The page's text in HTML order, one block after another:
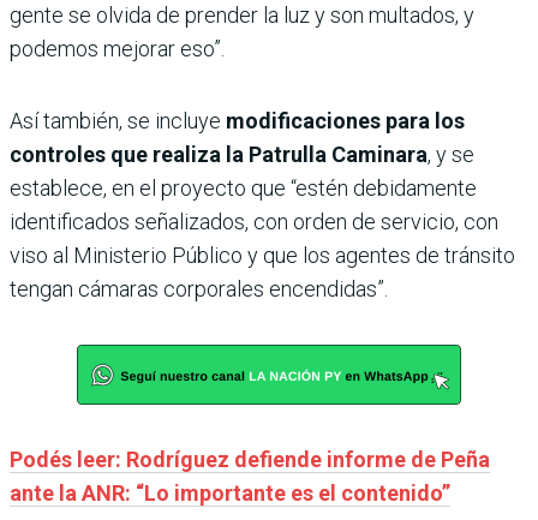
gente se olvida de prender la luz y son multados, y
podemos mejorar eso”.
Así también, se incluye modificaciones para los
controles que realiza la Patrulla Caminara, y se
establece, en el proyecto que “estén debidamente
identificados señalizados, con orden de servicio, con
viso al Ministerio Público y que los agentes de tránsito
tengan cámaras corporales encendidas”.
Podés leer: Rodríguez defiende informe de Peña
ante la ANR: “Lo importante es el contenido”